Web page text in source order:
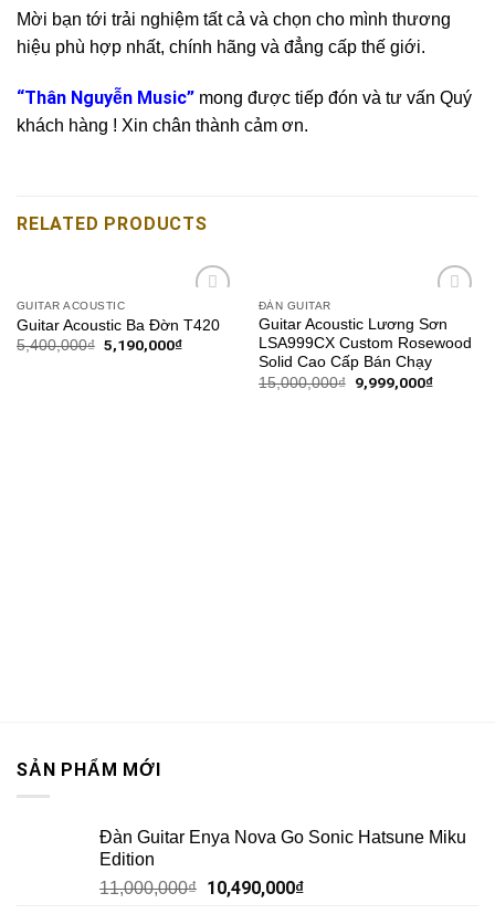
Mời bạn tới trải nghiệm tất cả và chọn cho mình thương
hiệu phù hợp nhất, chính hãng và đẳng cấp thế giới.
“Thân Nguyễn Music” mong được tiếp đón và tư vấn Quý
khách hàng ! Xin chân thành cảm ơn.
RELATED PRODUCTS
wishlist
GUITAR ACOUSTIC
Guitar Acoustic Ba Đờn T420
5,400,000₫ 5,190,000₫
Add to
wishlist
ĐÀN GUITAR
Guitar Acoustic Lương Sơn
LSA999CX Custom Rosewood
Solid Cao Cấp Bán Chạy
15,000,000₫ 9,999,000₫
SẢN PHẨM MỚI
Đàn Guitar Enya Nova Go Sonic Hatsune Miku
Edition
11,000,000₫ 10,490,000₫